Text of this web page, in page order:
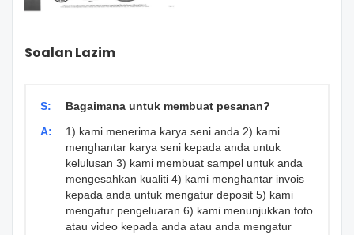
Soalan Lazim
S:
Bagaimana untuk membuat pesanan?
A:
1) kami menerima karya seni anda 2) kami
menghantar karya seni kepada anda untuk
kelulusan 3) kami membuat sampel untuk anda
mengesahkan kualiti 4) kami menghantar invois
kepada anda untuk mengatur deposit 5) kami
mengatur pengeluaran 6) kami menunjukkan foto
atau video kepada anda atau anda mengatur